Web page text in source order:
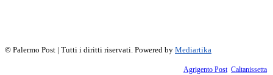
© Palermo Post | Tutti i diritti riservati. Powered by Mediartika
Agrigento Post, Caltanissetta